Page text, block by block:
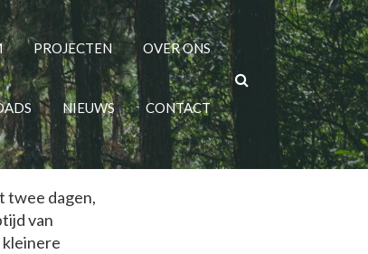
PROJECTEN OVER ONS
NIEUWS CONTACT
per woning?
twee dagen,
van